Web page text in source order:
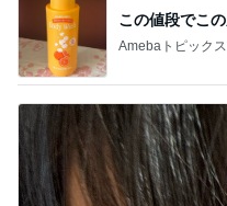
この値段でこ
Amebaトピックス